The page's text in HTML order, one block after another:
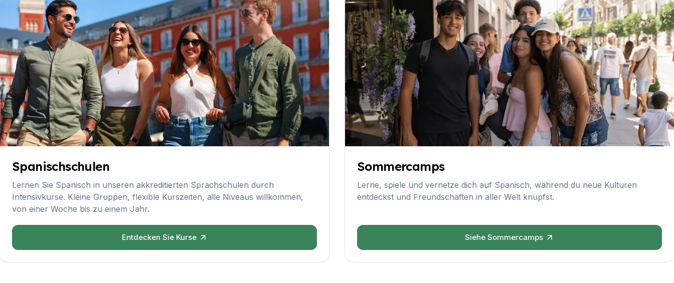
Gruppen-Spanischunterricht
18-29 Jahre
Gruppen-Spanischunterricht
Abendlicher Gruppenkurs
Langzeitkurse
Privatunterricht
Online-Spanischkurse
Bildungsurlaub
Prüfungsvorbereitung DELE
Prüfungsvorbereitung SIELE
30-49 Jahre
Gruppen-Spanischunterricht
Langzeitkurse
Online-Spanischkurse
Bildungsurlaub
Prüfungsvorbereitung DELE
Prüfungsvorbereitung SIELE
Über 50 Jahre
Über 50 Programme, saisonale Kurse
Abendlicher Gruppenkurs
Spanischschulen
Lernen Sie Spanisch in unseren akkreditierten Sprachschulen durch
Intensivkurse. Kleine Gruppen, flexible Kurszeiten, alle Niveaus willkommen,
von einer Woche bis zu einem Jahr.
Entdecken Sie Kurse
Sommercamps
Lerne, spiele und vernetze dich auf Spanisch, während du neue Kulturen
entdeckst und Freundschaften in aller Welt knüpfst.
Siehe Sommercamps